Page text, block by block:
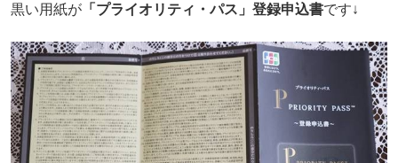
黒い用紙が 「プライオリティ・パス」登録申込書です↓